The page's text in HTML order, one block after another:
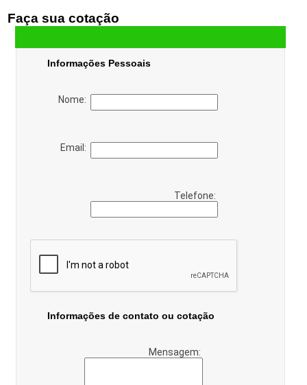
Faça sua cotação
Informações Pessoais
Nome:
Email:
Telefone:
Informações de contato ou cotação
Mensagem: